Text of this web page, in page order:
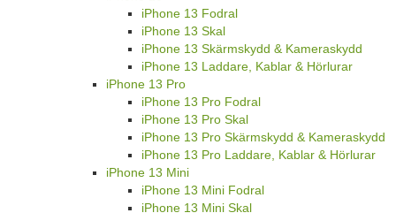
iPhone 13 Fodral
iPhone 13 Skal
iPhone 13 Skärmskydd & Kameraskydd
iPhone 13 Laddare, Kablar & Hörlurar
iPhone 13 Pro
iPhone 13 Pro Fodral
iPhone 13 Pro Skal
iPhone 13 Pro Skärmskydd & Kameraskydd
iPhone 13 Pro Laddare, Kablar & Hörlurar
iPhone 13 Mini
iPhone 13 Mini Fodral
iPhone 13 Mini Skal